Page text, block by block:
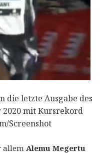
die letzte Ausgabe des
2020 mit Kursrekord
Screenshot
allem Alemu Megertu